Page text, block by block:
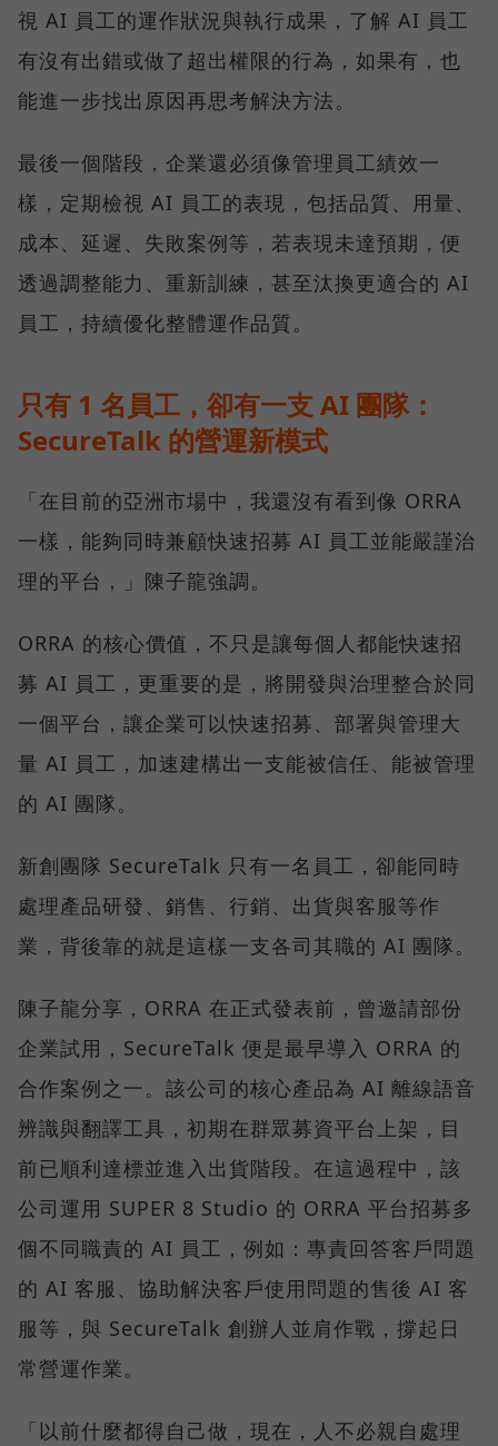
視 AI 員工的運作狀況與執行成果，了解 AI 員工
有沒有出錯或做了超出權限的行為，如果有，也
能進一步找出原因再思考解決方法。
最後一個階段，企業還必須像管理員工績效一
樣，定期檢視 AI 員工的表現，包括品質、用量、
成本、延遲、失敗案例等，若表現未達預期，便
透過調整能力、重新訓練，甚至汰換更適合的 AI
員工，持續優化整體運作品質。
只有 1 名員工，卻有一支 AI 團隊：
SecureTalk 的營運新模式
「在目前的亞洲市場中，我還沒有看到像 ORRA
一樣，能夠同時兼顧快速招募 AI 員工並能嚴謹治
理的平台，」陳子龍強調。
ORRA 的核心價值，不只是讓每個人都能快速招
募 AI 員工，更重要的是，將開發與治理整合於同
一個平台，讓企業可以快速招募、部署與管理大
量 AI 員工，加速建構出一支能被信任、能被管理
的 AI 團隊。
新創團隊 SecureTalk 只有一名員工，卻能同時
處理產品研發、銷售、行銷、出貨與客服等作
業，背後靠的就是這樣一支各司其職的 AI 團隊。
陳子龍分享，ORRA 在正式發表前，曾邀請部份
企業試用，SecureTalk 便是最早導入 ORRA 的
合作案例之一。該公司的核心產品為 AI 離線語音
辨識與翻譯工具，初期在群眾募資平台上架，目
前已順利達標並進入出貨階段。在這過程中，該
公司運用 SUPER 8 Studio 的 ORRA 平台招募多
個不同職責的 AI 員工，例如：專責回答客戶問題
的 AI 客服、協助解決客戶使用問題的售後 AI 客
服等，與 SecureTalk 創辦人並肩作戰，撐起日
常營運作業。
「以前什麼都得自己做，現在，人不必親自處理